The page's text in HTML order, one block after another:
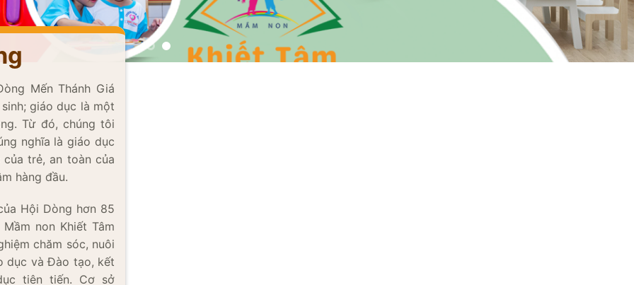
Mến Thánh Giá
giáo dục là một
Từ đó, chúng tôi
nghĩa là giáo dục
trẻ, an toàn của
hàng đầu.
Hội Dòng hơn 85
non Khiết Tâm
chăm sóc, nuôi
dục và Đào tạo, kết
tiên tiến. Cơ sở